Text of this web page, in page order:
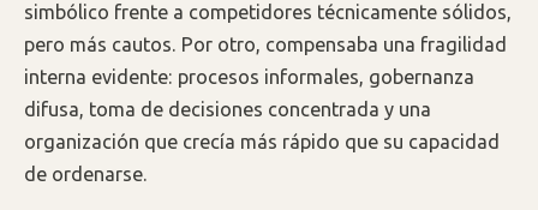
simbólico frente a competidores técnicamente sólidos,
pero más cautos. Por otro, compensaba una fragilidad
interna evidente: procesos informales, gobernanza
difusa, toma de decisiones concentrada y una
organización que crecía más rápido que su capacidad
de ordenarse.